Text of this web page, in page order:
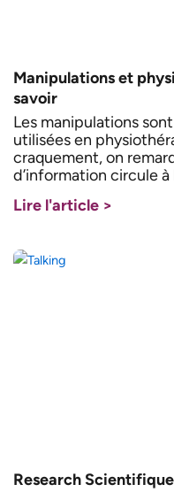
Manipulations et
savoir
Les manipulations
utilisées en
craquement, on
d’information circule
Lire l'article >
Research